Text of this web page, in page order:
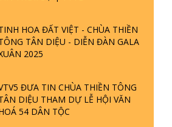
THIỀN TÔNG TÂN DIỆU XIN
ĐỘNG ĐÚNG LUẬT TỰ DO
GIÁO